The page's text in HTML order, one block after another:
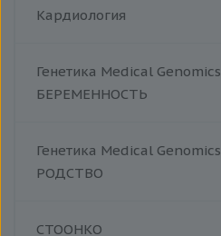
Кардиология
Генетика Medical Genomics
БЕРЕМЕННОСТЬ
Генетика Medical Genomics
РОДСТВО
СТООНКО